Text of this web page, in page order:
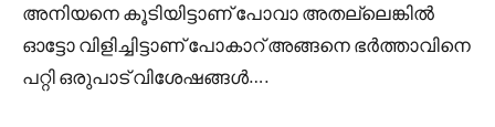
അനിയനെ കൂടിയിട്ടാണ് പോവാ അതല്ലെങ്കിൽ
ഓട്ടോ വിളിച്ചിട്ടാണ് പോകാറ് അങ്ങനെ ഭർത്താവിനെ
പറ്റി ഒരുപാട് വിശേഷങ്ങൾ….